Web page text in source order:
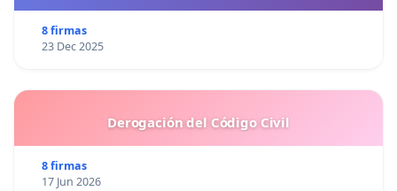
8 firmas
23 Dec 2025
Derogación del Código Civil
8 firmas
17 Jun 2026